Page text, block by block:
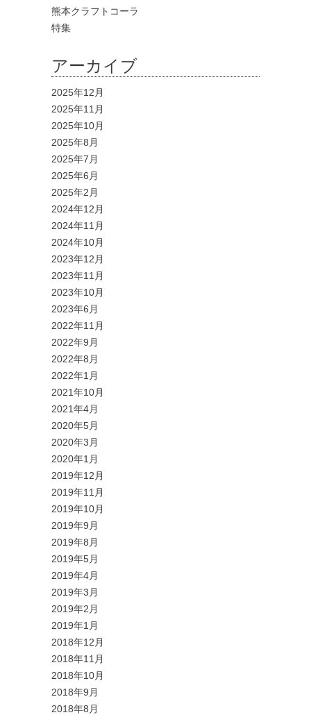
熊本クラフトコーラ
特集
アーカイブ
2025年12月
2025年11月
2025年10月
2025年8月
2025年7月
2025年6月
2025年2月
2024年12月
2024年11月
2024年10月
2023年12月
2023年11月
2023年10月
2023年6月
2022年11月
2022年9月
2022年8月
2022年1月
2021年10月
2021年4月
2020年5月
2020年3月
2020年1月
2019年12月
2019年11月
2019年10月
2019年9月
2019年8月
2019年5月
2019年4月
2019年3月
2019年2月
2019年1月
2018年12月
2018年11月
2018年10月
2018年9月
2018年8月